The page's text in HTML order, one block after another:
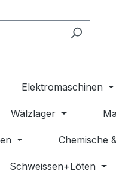
Elektromaschinen
Wälzlager
Chemische
Schweissen+Löten